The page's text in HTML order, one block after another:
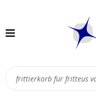
Navigation